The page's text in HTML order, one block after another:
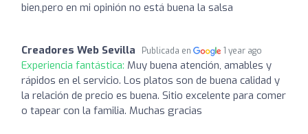
bien,pero en mi opinión no está buena la salsa
Creadores Web Sevilla Publicada en 1 year ago
Experiencia fantástica: Muy buena atención, amables y
rápidos en el servicio. Los platos son de buena calidad y
la relación de precio es buena. Sitio excelente para comer
o tapear con la familia. Muchas gracias